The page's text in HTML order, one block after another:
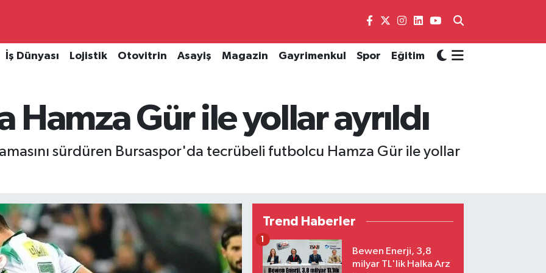
İş Dünyası Lojistik Otovitrin Asayiş Magazin Gayrimenkul Spor Eğitim
Hamza Gür ile yollar ayrıldı
sürdüren Bursaspor'da tecrübeli futbolcu Hamza Gür ile yollar
Trend Haberler
Bewen Enerji, 3,8
milyar TL'lik Halka Arz
1